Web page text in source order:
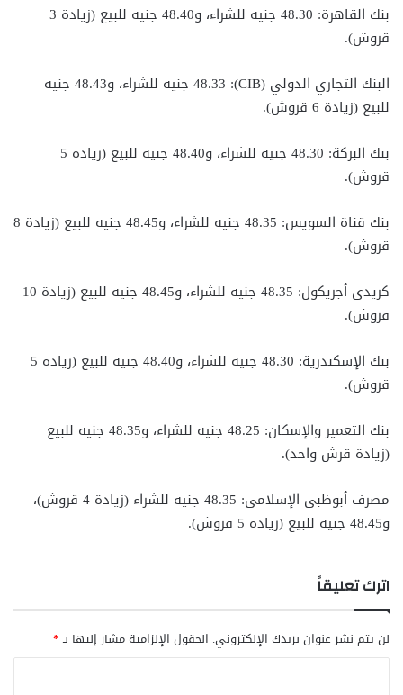
بنك القاهرة: 48.30 جنيه للشراء، و48.40 جنيه للبيع (زيادة 3
قروش).
البنك التجاري الدولي (CIB): 48.33 جنيه للشراء، و48.43 جنيه
للبيع (زيادة 6 قروش).
بنك البركة: 48.30 جنيه للشراء، و48.40 جنيه للبيع (زيادة 5
قروش).
بنك قناة السويس: 48.35 جنيه للشراء، و48.45 جنيه للبيع (زيادة 8
قروش).
كريدي أجريكول: 48.35 جنيه للشراء، و48.45 جنيه للبيع (زيادة 10
قروش).
بنك الإسكندرية: 48.30 جنيه للشراء، و48.40 جنيه للبيع (زيادة 5
قروش).
بنك التعمير والإسكان: 48.25 جنيه للشراء، و48.35 جنيه للبيع
(زيادة قرش واحد).
مصرف أبوظبي الإسلامي: 48.35 جنيه للشراء (زيادة 4 قروش)،
و48.45 جنيه للبيع (زيادة 5 قروش).
اترك تعليقاً
لن يتم نشر عنوان بريدك الإلكتروني. الحقول الإلزامية مشار إليها بـ*